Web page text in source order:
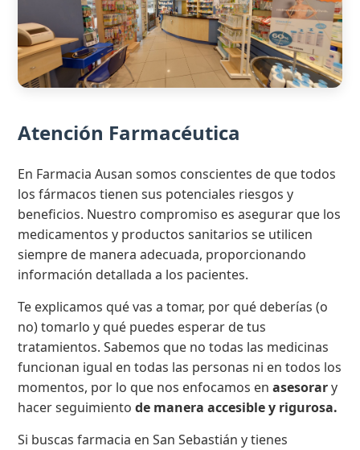
Atención Farmacéutica
En Farmacia Ausan somos conscientes de que todos
los fármacos tienen sus potenciales riesgos y
beneficios. Nuestro compromiso es asegurar que los
medicamentos y productos sanitarios se utilicen
siempre de manera adecuada, proporcionando
información detallada a los pacientes.
Te explicamos qué vas a tomar, por qué deberías (o
no) tomarlo y qué puedes esperar de tus
tratamientos. Sabemos que no todas las medicinas
funcionan igual en todas las personas ni en todos los
momentos, por lo que nos enfocamos enasesorary
hacer seguimientode manera accesible y rigurosa.
Si buscas farmacia en San Sebastián y tienes